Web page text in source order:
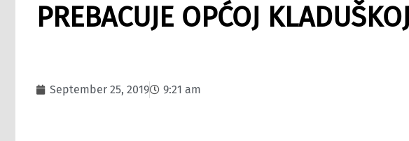
PREBACUJE OPĆOJ
September 25, 2019 9:21 am